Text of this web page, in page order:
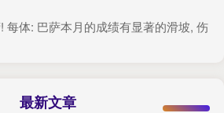
每体: 巴萨本月的成绩有显著的滑坡, 伤
最新文章